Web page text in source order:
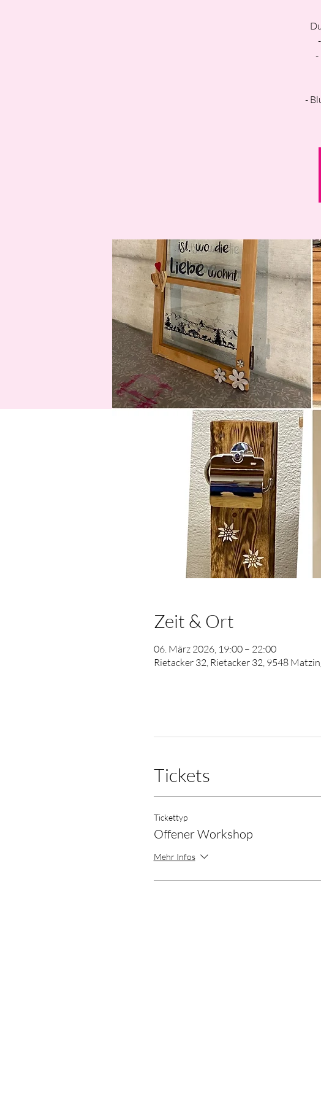
-
-
Zeit & Ort
06. März 2026, 19:00 – 22:00
Rietacker 32, Rietacker 32, 9548
Tickets
Tickettyp
Offener Workshop
Mehr Infos